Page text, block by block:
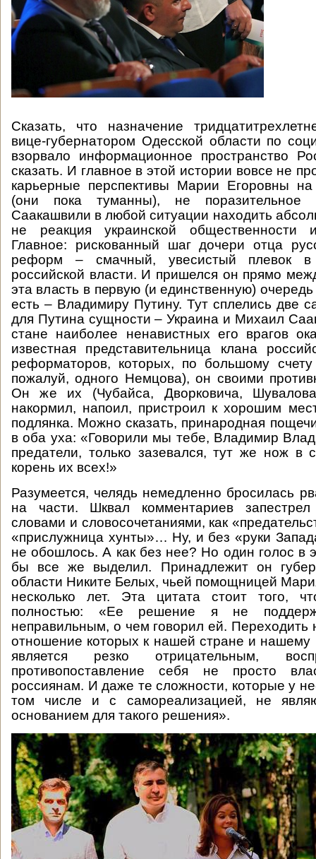
Сказать, что назначение
вице-губернатором Одесской области по
взорвало информационное пространство
сказать. И главное в этой истории вовсе не
карьерные перспективы Марии Егоровны
(они пока туманны), не поразительное
Саакашвили в любой ситуации находить
не реакция украинской общественности
Главное: рискованный шаг дочери отца
реформ – смачный, увесистый плевок
российской власти. И пришелся он прямо
эта власть в первую (и единственную)
есть – Владимиру Путину. Тут сплелись две
для Путина сущности – Украина и Михаил
стане наиболее ненавистных его врагов
известная представительница клана
реформаторов, которых, по большому
пожалуй, одного Немцова), он своими
Он же их (Чубайса, Дворковича,
накормил, напоил, пристроил к хорошим
подлянка. Можно сказать, принародная
в оба уха: «Говорили мы тебе, Владимир
предатели, только зазевался, тут же нож в
корень их всех!»
Разумеется, челядь немедленно бросилась
на части. Шквал комментариев
словами и словосочетаниями, как
«прислужница хунты»… Ну, и без «руки
не обошлось. А как без нее? Но один голос в
бы все же выделил. Принадлежит он
области Никите Белых, чьей помощницей
несколько лет. Эта цитата стоит того,
полностью: «Ее решение я не
неправильным, о чем говорил ей. Переходить
отношение которых к нашей стране и нашему
является резко отрицательным,
противопоставление себя не просто
россиянам. И даже те сложности, которые у
том числе и с самореализацией, не
основанием для такого решения».